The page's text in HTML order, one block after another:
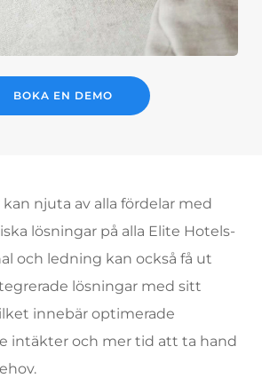
BOKA EN DEMO
njuta av alla fördelar med
lösningar på alla Elite Hotels-
och ledning kan också få ut
lösningar med sitt
innebär optimerade
intäkter och mer tid att ta hand